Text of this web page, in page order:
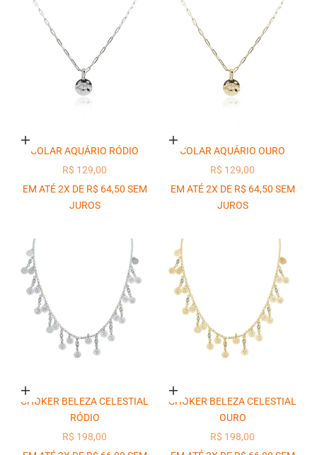
Adicionar ao carrinho
COLAR AQUÁRIO RÓDIO
PREÇO PROMOCIONAL
R$ 129,00
EM ATÉ 2X DE R$ 64,50 SEM
JUROS
Adicionar ao carrinho
COLAR AQUÁRIO OURO
PREÇO PROMOCIONAL
R$ 129,00
EM ATÉ 2X DE R$ 64,50 SEM
JUROS
Adicionar ao carrinho
CHOKER BELEZA CELESTIAL
RÓDIO
PREÇO PROMOCIONAL
R$ 198,00
Adicionar ao carrinho
CHOKER BELEZA CELESTIAL
OURO
PREÇO PROMOCIONAL
R$ 198,00